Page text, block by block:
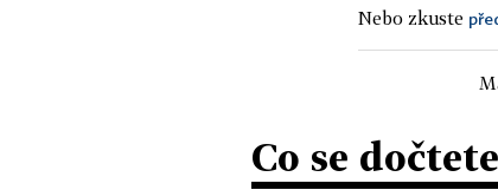
Nebo zkuste
Co se